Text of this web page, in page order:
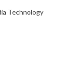
Technology